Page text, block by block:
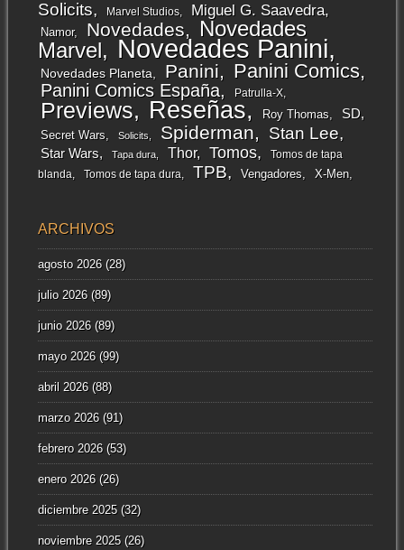
Solicits Marvel Studios Miguel G. Saavedra
Namor Novedades
Novedades
Marvel
Novedades Panini
Novedades Planeta Panini Panini Comics
Panini Comics España Patrulla-X
Previews Reseñas Roy Thomas SD
Secret Wars Solicits Spiderman Stan Lee
Star Wars Tapa dura Thor Tomos
Tomos de tapa
blanda
Tomos de tapa dura TPB Vengadores X-Men
ARCHIVOS
agosto 2026(28)
julio 2026(89)
junio 2026(89)
mayo 2026(99)
abril 2026(88)
marzo 2026(91)
febrero 2026(53)
enero 2026(26)
diciembre 2025(32)
noviembre 2025(26)